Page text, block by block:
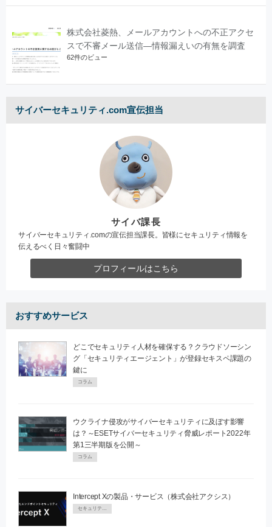
株式会社菱熱、メールアカウントへの不正アクセ
スで不審メール送信―情報漏えいの有無を調査
62件のビュー
サイバーセキュリティ.com宣伝担当
サイバ課長
サイバーセキュリティ.comの宣伝担当課長。皆様にセキュリティ情報を
伝えるべく日々奮闘中
プロフィールはこちら
おすすめサービス
どこでセキュリティ人材を確保する？クラウドソーシン
グ「セキュリティエージェント」が登録セキスペ課題の
鍵に
コラム
ウクライナ侵攻がサイバーセキュリティに及ぼす影響
は？～ESETサイバーセキュリティ脅威レポート2022年
第1三半期版を公開～
コラム
Intercept Xの製品・サービス（株式会社アクシス）